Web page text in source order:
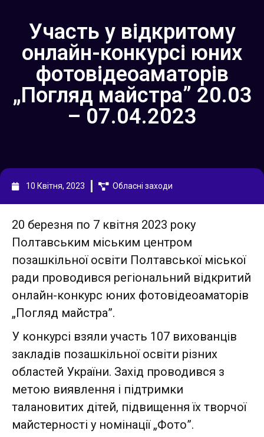
Участь у відкритому
онлайн-конкурсі юних
фотовідеоаматорів
„Погляд майстра” 20.03
– 07.04.2023
10 Квітня, 2023 Обласні заходи
20 березня по 7 квітня 2023 року
Полтавським міським центром
позашкільної освіти Полтавської міської
ради проводився регіональний відкритий
онлайн-конкурс юних фотовідеоаматорів
„Погляд майстра”.
У конкурсі взяли участь 107 вихованців
закладів позашкільної освіти різних
областей України. Захід проводився з
метою виявлення і підтримки
талановитих дітей, підвищення їх творчої
майстерності у номінації „Фото”.